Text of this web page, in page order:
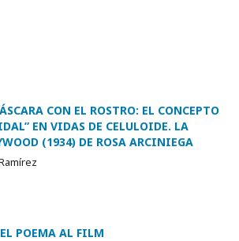
CON EL ROSTRO: EL CONCEPTO
EN VIDAS DE CELULOIDE. LA
(1934) DE ROSA ARCINIEGA
POEMA AL FILM